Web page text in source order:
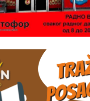
два радника за
„Липа
доћи
у улици
сваког радног
063/465-045